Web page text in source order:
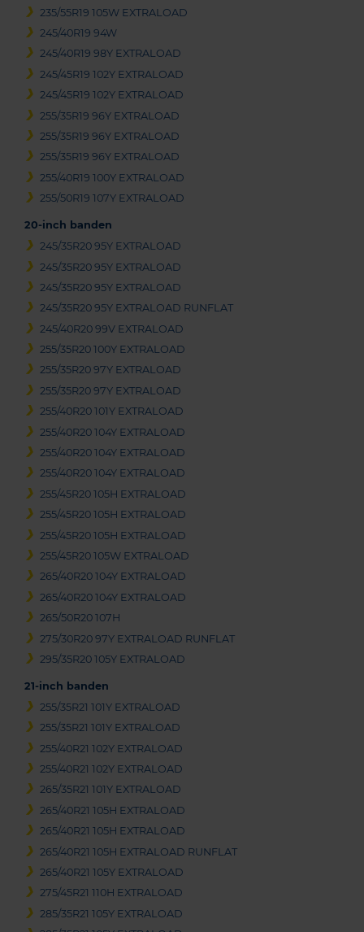
235/55R19 105W EXTRALOAD
245/40R19 94W
245/40R19 98Y EXTRALOAD
245/45R19 102Y EXTRALOAD
245/45R19 102Y EXTRALOAD
255/35R19 96Y EXTRALOAD
255/35R19 96Y EXTRALOAD
255/35R19 96Y EXTRALOAD
255/40R19 100Y EXTRALOAD
255/50R19 107Y EXTRALOAD
20-inch banden
245/35R20 95Y EXTRALOAD
245/35R20 95Y EXTRALOAD
245/35R20 95Y EXTRALOAD
245/35R20 95Y EXTRALOAD RUNFLAT
245/40R20 99V EXTRALOAD
255/35R20 100Y EXTRALOAD
255/35R20 97Y EXTRALOAD
255/35R20 97Y EXTRALOAD
255/40R20 101Y EXTRALOAD
255/40R20 104Y EXTRALOAD
255/40R20 104Y EXTRALOAD
255/40R20 104Y EXTRALOAD
255/45R20 105H EXTRALOAD
255/45R20 105H EXTRALOAD
255/45R20 105H EXTRALOAD
255/45R20 105W EXTRALOAD
265/40R20 104Y EXTRALOAD
265/40R20 104Y EXTRALOAD
265/50R20 107H
275/30R20 97Y EXTRALOAD RUNFLAT
295/35R20 105Y EXTRALOAD
21-inch banden
255/35R21 101Y EXTRALOAD
255/35R21 101Y EXTRALOAD
255/40R21 102Y EXTRALOAD
255/40R21 102Y EXTRALOAD
265/35R21 101Y EXTRALOAD
265/40R21 105H EXTRALOAD
265/40R21 105H EXTRALOAD
265/40R21 105H EXTRALOAD RUNFLAT
265/40R21 105Y EXTRALOAD
275/45R21 110H EXTRALOAD
285/35R21 105Y EXTRALOAD